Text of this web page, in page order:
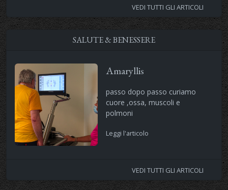
VEDI TUTTI GLI ARTICOLI
SALUTE & BENESSERE
Amaryllis
passo dopo passo curiamo
cuore ,ossa, muscoli e
polmoni
Leggi l'articolo
VEDI TUTTI GLI ARTICOLI